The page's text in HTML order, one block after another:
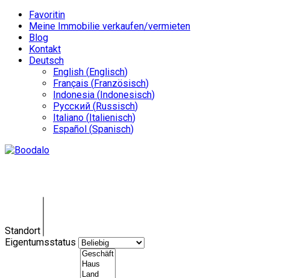
Favoritin
Meine Immobilie verkaufen/vermieten
Blog
Kontakt
Deutsch
English (Englisch)
Français (Französisch)
Indonesia (Indonesisch)
Русский (Russisch)
Italiano (Italienisch)
Español (Spanisch)
Standort
Eigentumsstatus